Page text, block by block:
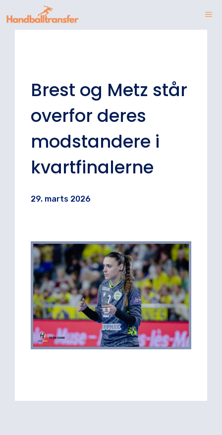
til
Brest og Metz står
overfor deres
modstandere i
kvartfinalerne
29. marts 2026